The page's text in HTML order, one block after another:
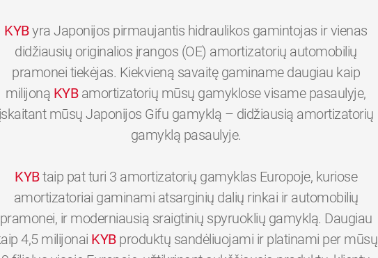
KYByra Japonijos pirmaujantis hidraulikos gamintojas ir vienas
didžiausių originalios įrangos (OE) amortizatorių automobilių
pramonei tiekėjas. Kiekvieną savaitę gaminame daugiau kaip
milijoną KYBamortizatorių mūsų gamyklose visame pasaulyje,
įskaitant mūsų Japonijos Gifu gamyklą – didžiausią amortizatorių
gamyklą pasaulyje.
KYBtaip pat turi 3 amortizatorių gamyklas Europoje, kuriose
amortizatoriai gaminami atsarginių dalių rinkai ir automobilių
pramonei, ir moderniausią sraigtinių spyruoklių gamyklą. Daugiau
4,5 milijonai KYB produktų sandėliuojami ir platinami per mūsų